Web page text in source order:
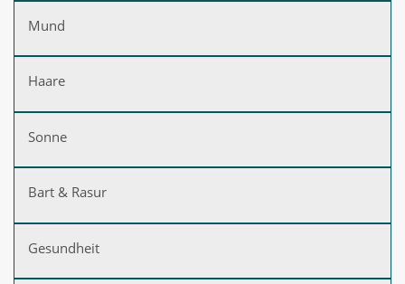
Mund
Haare
Sonne
Bart & Rasur
Gesundheit